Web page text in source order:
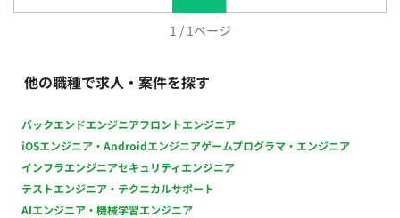
暇・育児休業 ▼介護休暇・介護休業 リモートワーク：不可 転
籍・出向：無 勤務地(雇入直後)：本社 勤務地(変更の範囲)：会
形態：年俸制(派遣期間時は時給制) ■派遣期間時時給：1,750円
■月額：280,000円 ■年収：330万～ ※キャリア・スキル・希望
保険：社会保険完備 受動喫煙対策：あり 福利厚生・待遇 ：
社会保険完備（健康保険・厚生年金・ 雇用保険・労災保険) 健
康診断 社員割引 部活動(テニス部、野球部、 写真部等) 各種社内
イベント まかない有 制服貸与有
1 / 1ページ
他の職種で求人・案件を探す
バックエンドエンジニアフロントエンジニア
iOSエンジニア・Androidエンジニアゲームプログラマ・エンジニア
インフラエンジニアセキュリティエンジニア
テストエンジニア・テクニカルサポート
AIエンジニア・機械学習エンジニア